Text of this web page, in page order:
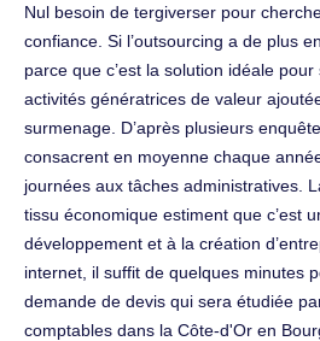
Nul besoin de tergiverser pour
confiance. Si l’outsourcing a de plus
parce que c’est la solution idéale
activités génératrices de valeur
surmenage. D’après plusieurs
consacrent en moyenne chaque
journées aux tâches administratives.
tissu économique estiment que c’est
développement et à la création
internet, il suffit de quelques minutes
demande de devis qui sera étudiée
comptables dans la Côte-d'Or en